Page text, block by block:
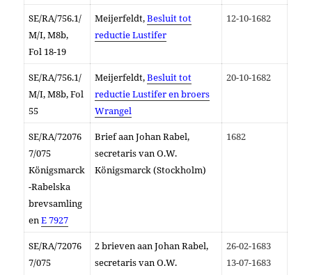
SE/RA/756.1/
M/I, M8b,
Fol 18-19
Meijerfeldt,Besluit tot
reductie Lustifer
12-10-1682
SE/RA/756.1/
M/I, M8b, Fol
55
Meijerfeldt,Besluit tot
reductie Lustifer en broers
Wrangel
20-10-1682
SE/RA/72076
7/075
Königsmarck
-Rabelska
brevsamling
enE 7927
Brief aan Johan Rabel,
secretaris van O.W.
Königsmarck (Stockholm)
1682
SE/RA/72076
7/075
2 brieven aan Johan Rabel,
secretaris van O.W.
26-02-1683
13-07-1683